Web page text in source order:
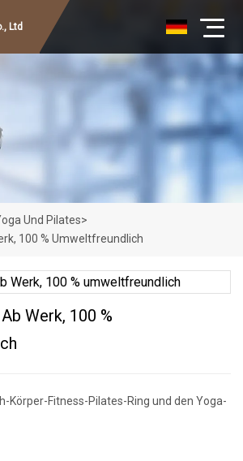
Ltd
Und Pilates>
100 % Umweltfreundlich
Werk, 100 %
Körper-Fitness-Pilates-Ring und den Yoga-